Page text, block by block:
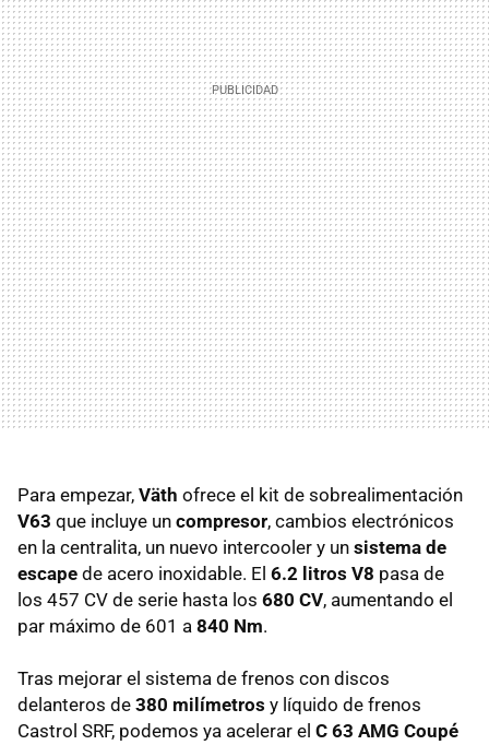
Para empezar, Väth ofrece el kit de sobrealimentación
V63 que incluye un compresor, cambios electrónicos
en la centralita, un nuevo intercooler y un sistema de
escape de acero inoxidable. El 6.2 litros V8 pasa de
los 457 CV de serie hasta los 680 CV, aumentando el
par máximo de 601 a 840 Nm.
Tras mejorar el sistema de frenos con discos
delanteros de 380 milímetros y líquido de frenos
Castrol SRF, podemos ya acelerar el C 63 AMG Coupé